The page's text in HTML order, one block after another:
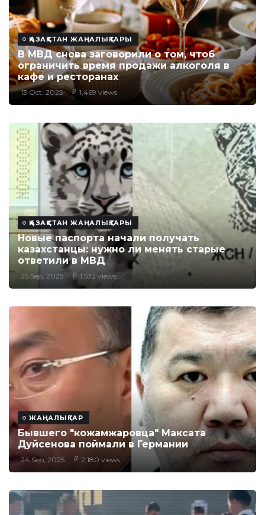
ҚАЗАҚСТАН ЖАҢАЛЫҚТАРЫ
В МВД снова заговорили о том, чтоб
ограничить время продажи алкоголя в
кафе и ресторанах
13 Oct, 2025 1,469 views
ҚАЗАҚСТАН ЖАҢАЛЫҚТАРЫ
Новые паспорта начали получать
казахстанцы: нужно ли менять старые
ответили в МВД
25 Sep, 2025 1,532 views
ЖАҢАЛЫҚТАР
Бывшего "кожамжаровца" Максата
Дуйсенова поймали в Германии
24 Sep, 2025 2,180 views